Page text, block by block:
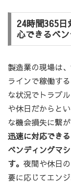
24時間365
心できるベ
製造業の現場は
ラインで稼働す
な状況でトラブ
や休日だからと
な機会損失に繋
迅速に対応でき
ベンディングマ
す。 夜間や休日
要に応じてエン